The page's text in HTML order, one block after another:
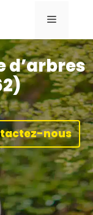
Menu
d’arbres
nous